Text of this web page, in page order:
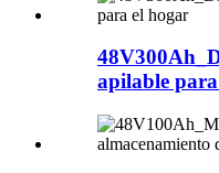
apilable